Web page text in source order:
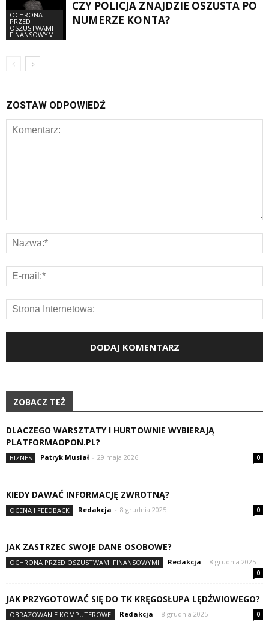
OCHRONA
PRZED
OSZUSTWAMI
FINANSOWYMI
CZY POLICJA ZNAJDZIE OSZUSTA PO
NUMERZE KONTA?
ZOSTAW ODPOWIEDŹ
ZOBACZ TEŻ
DLACZEGO WARSZTATY I HURTOWNIE WYBIERAJĄ
PLATFORMAOPON.PL?
BIZNES Patryk Musiał - 29 maja 2026 0
KIEDY DAWAĆ INFORMACJĘ ZWROTNĄ?
OCENA I FEEDBACK Redakcja - 8 grudnia 2025 0
JAK ZASTRZEC SWOJE DANE OSOBOWE?
OCHRONA PRZED OSZUSTWAMI FINANSOWYMI Redakcja - 8 grudnia 2025
0
JAK PRZYGOTOWAĆ SIĘ DO TK KRĘGOSŁUPA LĘDŹWIOWEGO?
OBRAZOWANIE KOMPUTEROWE Redakcja - 8 grudnia 2025 0